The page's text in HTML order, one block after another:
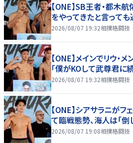
【ONE】SB王者・都木
をやってきたと言っても
2026/08/07 19:32相撲格闘技
【ONE】メインでリウ・
「僕がKOして武尊君に
2026/08/07 19:32相撲格闘技
【ONE】シアサラニが
て臨戦態勢、海人は「倒
2026/08/07 19:08相撲格闘技